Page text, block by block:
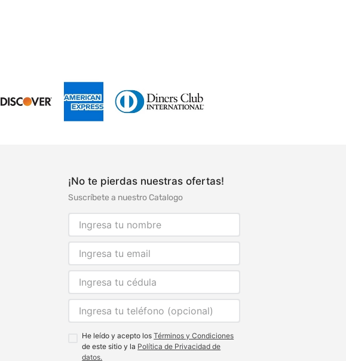
¡No te pierdas nuestras ofertas!
Suscríbete a nuestro Catalogo
He leído y acepto losTérminos y Condiciones
de este sitio y la Política de Privacidad de
datos.